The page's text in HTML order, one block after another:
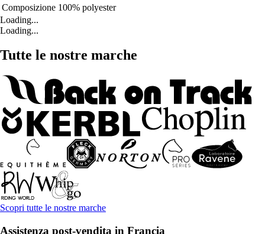
Composizione 100% polyester
Loading...
Loading...
Tutte le nostre marche
Scopri tutte le nostre marche
Assistenza post-vendita in Francia